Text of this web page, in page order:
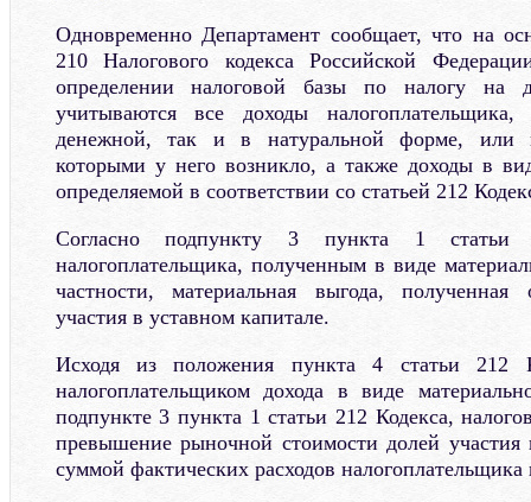
Одновременно Департамент сообщает, что на
210 Налогового кодекса Российской
определении налоговой базы по налогу на
учитываются все доходы
денежной, так и в натуральной форме, или
которыми у него возникло, а также доходы в
определяемой в соответствии со статьей 212
Согласно подпункту 3 пункта 1 статьи
налогоплательщика, полученным в виде
частности, материальная выгода,
участия в уставном капитале.
Исходя из положения пункта 4 статьи 212
налогоплательщиком дохода в виде
подпункте 3 пункта 1 статьи 212 Кодекса,
превышение рыночной стоимости долей участия
суммой фактических расходов